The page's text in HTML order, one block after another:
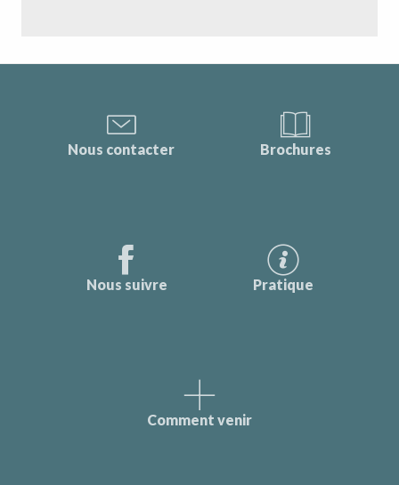
Nous contacter Brochures
Nous suivre Pratique
Comment venir